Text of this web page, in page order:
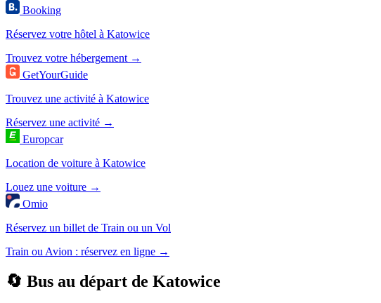
Booking
Réservez votre hôtel à Katowice
Trouvez votre hébergement →
GetYourGuide
Trouvez une activité à Katowice
Réservez une activité →
Europcar
Location de voiture à Katowice
Louez une voiture →
Omio
Réservez un billet de Train ou un Vol
Train ou Avion : réservez en ligne →
🔄 Bus au départ de Katowice